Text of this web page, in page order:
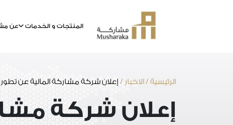
المنتجات و الخدمات عن
الرئيسية /الاخبار / إعلان شركة مشاركة المالية عن
إعلان شركة